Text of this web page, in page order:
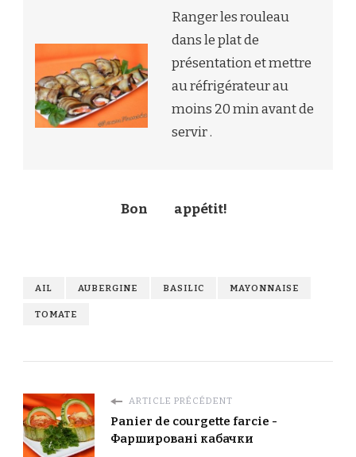
Ranger les rouleau
dans le plat de
présentation et mettre
au réfrigérateur au
moins 20 min avant de
servir .
Bon appétit!
AIL AUBERGINE BASILIC MAYONNAISE
TOMATE
ARTICLE PRÉCÉDENT
Panier de courgette farcie -
Фаршировані кабачки